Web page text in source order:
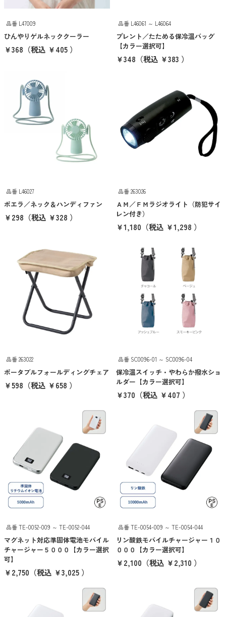
カラーから探す
ホワイト
ブラック
レッド
グリーン
オレンジ
ブラウン
ゴールド
シルバー
その他
クリア
象印
京都くろちく
ANKER
検索
品番 L47009
ひんやりゲルネッククーラー
￥368 （税込 ￥405 ）
品番 L46061 ～ L46064
プレント／たためる保冷温バッグ
【カラー選択可】
￥348 （税込 ￥383 ）
品番 L46027
ポエラ／ネック＆ハンディファン
￥298 （税込 ￥328 ）
品番 263026
ＡＭ／ＦＭラジオライト（防犯サイ
レン付き）
￥1,180 （税込 ￥1,298 ）
品番 263022
ポータブルフォールディングチェア
￥598 （税込 ￥658 ）
品番 SC0096-01 ～ SC0096-04
保冷温スイッチ・やわらか撥水ショ
ルダー【カラー選択可】
￥370 （税込 ￥407 ）
品番 TE-0052-009 ～ TE-0052-044
マグネット対応準固体電池モバイル
チャージャー５０００【カラー選択
可】
￥2,750 （税込 ￥3,025 ）
品番 TE-0054-009 ～ TE-0054-044
リン酸鉄モバイルチャージャー１０
０００【カラー選択可】
￥2,100 （税込 ￥2,310 ）